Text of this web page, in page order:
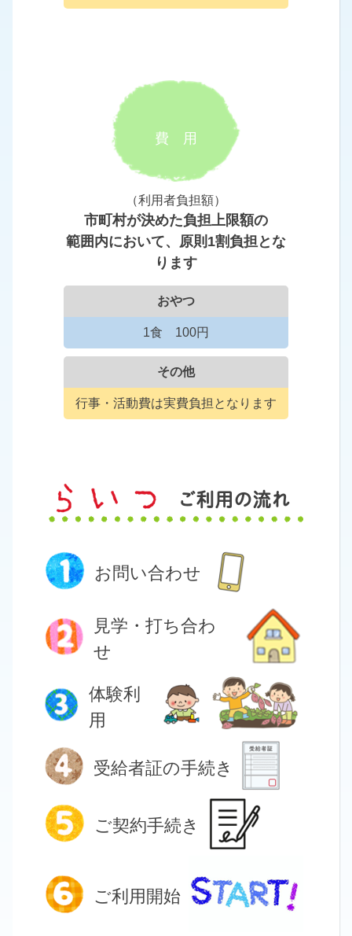
費 用
（利用者負担額）
市町村が決めた負担上限額の
範囲内において、原則1割負担とな
ります
おやつ
1食 100円
その他
行事・活動費は実費負担となります
ご利用の流れ
お問い合わせ
見学・打ち合わ
せ
体験利
用
受給者証の手続き
ご契約手続き
ご利用開始